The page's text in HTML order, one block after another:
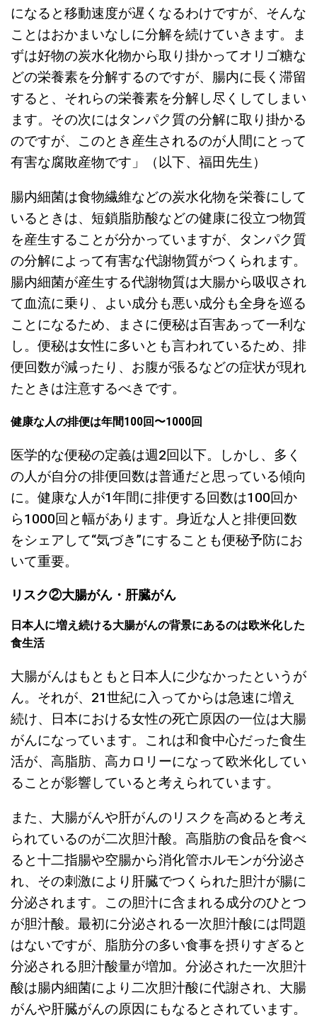
になると移動速度が遅くなるわけですが、そんな
ことはおかまいなしに分解を続けていきます。ま
ずは好物の炭水化物から取り掛かってオリゴ糖な
どの栄養素を分解するのですが、腸内に長く滞留
すると、それらの栄養素を分解し尽くしてしまい
ます。その次にはタンパク質の分解に取り掛かる
のですが、このとき産生されるのが人間にとって
有害な腐敗産物です」（以下、福田先生）
腸内細菌は食物繊維などの炭水化物を栄養にして
いるときは、短鎖脂肪酸などの健康に役立つ物質
を産生することが分かっていますが、タンパク質
の分解によって有害な代謝物質がつくられます。
腸内細菌が産生する代謝物質は大腸から吸収され
て血流に乗り、よい成分も悪い成分も全身を巡る
ことになるため、まさに便秘は百害あって一利な
し。便秘は女性に多いとも言われているため、排
便回数が減ったり、お腹が張るなどの症状が現れ
たときは注意するべきです。
健康な人の排便は年間100回〜1000回
医学的な便秘の定義は週2回以下。しかし、多く
の人が自分の排便回数は普通だと思っている傾向
に。健康な人が1年間に排便する回数は100回か
ら1000回と幅があります。身近な人と排便回数
をシェアして“気づき”にすることも便秘予防にお
いて重要。
リスク②大腸がん・肝臓がん
日本人に増え続ける大腸がんの背景にあるのは欧米化した
食生活
大腸がんはもともと日本人に少なかったというが
ん。それが、21世紀に入ってからは急速に増え
続け、日本における女性の死亡原因の一位は大腸
がんになっています。これは和食中心だった食生
活が、高脂肪、高カロリーになって欧米化してい
ることが影響していると考えられています。
また、大腸がんや肝がんのリスクを高めると考え
られているのが二次胆汁酸。高脂肪の食品を食べ
ると十二指腸や空腸から消化管ホルモンが分泌さ
れ、その刺激により肝臓でつくられた胆汁が腸に
分泌されます。この胆汁に含まれる成分のひとつ
が胆汁酸。最初に分泌される一次胆汁酸には問題
はないですが、脂肪分の多い食事を摂りすぎると
分泌される胆汁酸量が増加。分泌された一次胆汁
酸は腸内細菌により二次胆汁酸に代謝され、大腸
がんや肝臓がんの原因にもなるとされています。